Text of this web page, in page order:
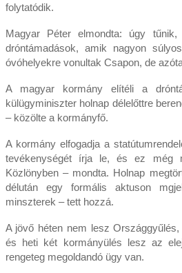
folytatódik.
Magyar Péter elmondta: úgy
dróntámadások, amik nagyon
óvóhelyekre vonultak Csapon, de
A magyar kormány elítéli a
külügyminiszter holnap délelőttre
– közölte a kormányfő.
A kormány elfogadja a
tevékenységét írja le, és ez még
Közlönyben – mondta. Holnap
délután egy formális aktuson
minszterek – tett hozzá.
A jövő héten nem lesz
és heti két kormányülés lesz az
rengeteg megoldandó ügy van.